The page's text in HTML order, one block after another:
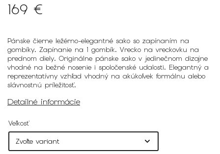
169 €
Pánske čierne ležérno-elegantné sako so zapínaním na
gombíky. Zapínanie na 1 gombík. Vrecko na vreckovku na
prednom diely. Originálne pánske sako v jedinečnom dizajne
vhodné na bežné nosenie i spoločenské udalosti. Elegantný a
reprezentatívny vzhľad vhodný na akúkoľvek formálnu alebo
slávnostnú príležitosť.
Detailné informácie
Veľkosť